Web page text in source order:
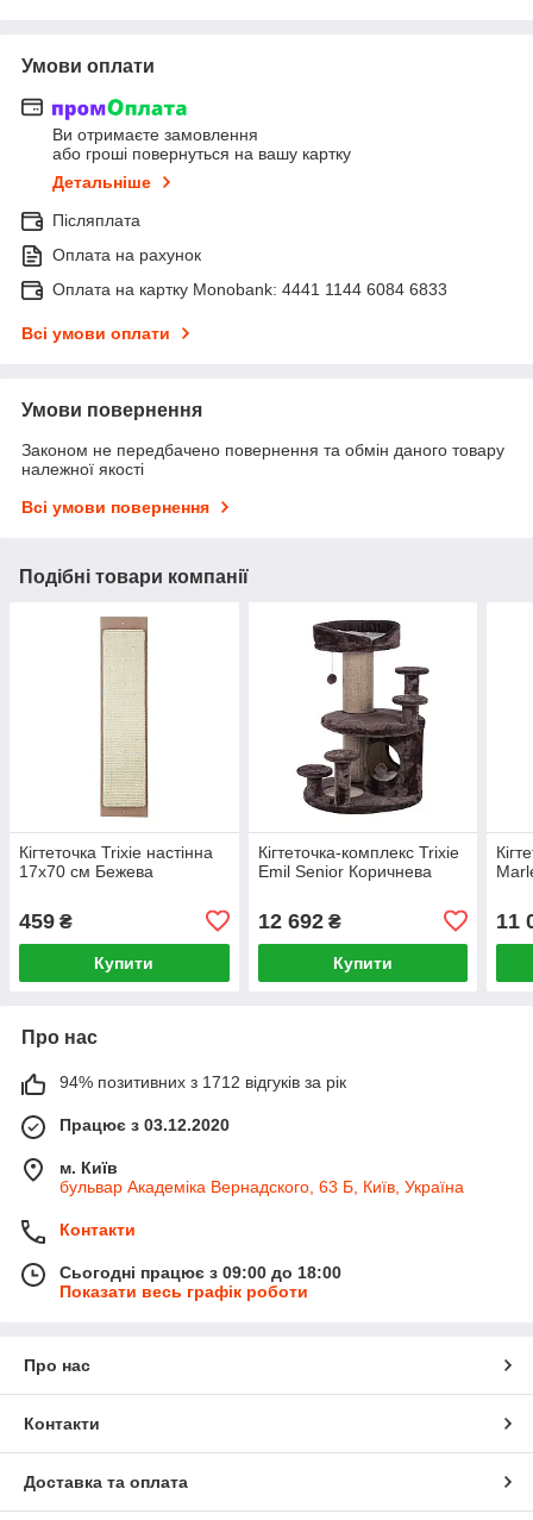
Умови оплати
Ви отримаєте замовлення
або гроші повернуться на вашу картку
Детальніше
Післяплата
Оплата на рахунок
Оплата на картку Monobank: 4441 1144 6084 6833
Всі умови оплати
Умови повернення
Законом не передбачено повернення та обмін даного товару
належної якості
Всі умови повернення
Подібні товари компанії
Кігтеточка Trixie настінна
17х70 см Бежева
459 ₴
Купити
Кігтеточка-комплекс Trixie
Emil Senior Коричнева
12 692₴
Купити
11
Про нас
94% позитивних з 1712 відгуків за рік
Працює з 03.12.2020
м. Київ
бульвар Академіка Вернадского, 63 Б, Київ, Україна
Контакти
Сьогодні працює з 09:00 до 18:00
Показати весь графік роботи
Про нас
Контакти
Доставка та оплата